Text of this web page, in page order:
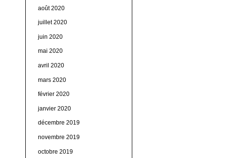
août 2020
juillet 2020
juin 2020
mai 2020
avril 2020
mars 2020
février 2020
janvier 2020
décembre 2019
novembre 2019
octobre 2019